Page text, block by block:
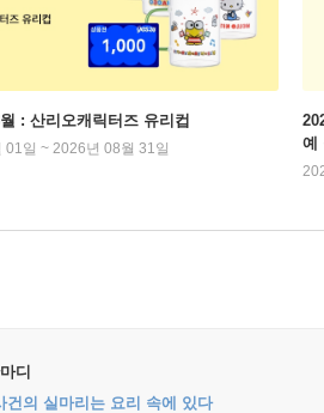
: 산리오캐릭터즈 유리컵
01일 ~ 2026년 08월 31일
예
디
건의 실마리는 요리 속에 있다